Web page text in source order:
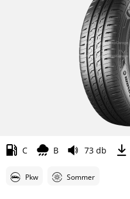
C B 73 db
Pkw Sommer